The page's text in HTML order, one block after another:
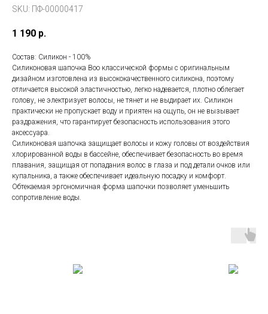
SKU: ПФ-00000417
1 190 р.
Состав: Силикон - 100%
Силиконовая шапочка Boo классической формы с оригинальным
дизайном изготовлена из высококачественного силикона, поэтому
отличается высокой эластичностью, легко надевается, плотно облегает
голову, не электризует волосы, не тянет и не выдирает их. Силикон
практически не пропускает воду и приятен на ощупь, он не вызывает
раздражения, что гарантирует безопасность использования этого
аксессуара.
Силиконовая шапочка защищает волосы и кожу головы от воздействия
хлорированной воды в бассейне, обеспечивает безопасность во время
плавания, защищая от попадания волос в глаза и под детали очков или
купальника, а также обеспечивает идеальную посадку и комфорт.
Обтекаемая эргономичная форма шапочки позволяет уменьшить
сопротивление воды.